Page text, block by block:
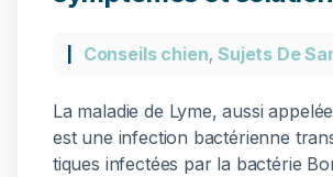
Conseils chien,Sujets De
La maladie de Lyme, aussi
est une infection bactérienne
tiques infectées par la bactérie